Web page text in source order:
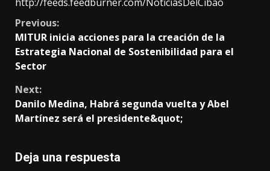
Continue
Reading
Previous:
MITUR inicia acciones para la creación de la
Estrategia Nacional de Sostenibilidad para el
Sector
Next:
Danilo Medina, Habrá segunda vuelta y Abel
Martínez será el presidente&quot;
Deja una respuesta